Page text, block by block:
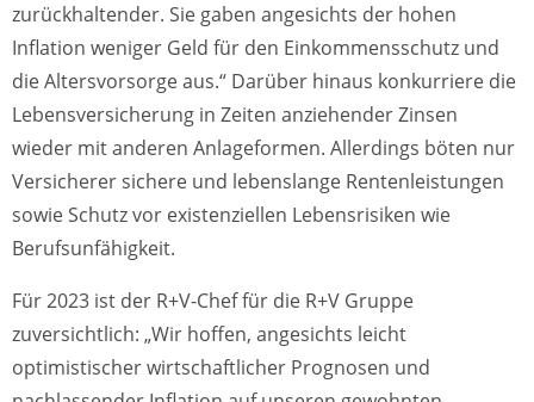
zurückhaltender. Sie gaben angesichts der hohen
Inflation weniger Geld für den Einkommensschutz und
die Altersvorsorge aus.“ Darüber hinaus konkurriere die
Lebensversicherung in Zeiten anziehender Zinsen
wieder mit anderen Anlageformen. Allerdings böten nur
Versicherer sichere und lebenslange Rentenleistungen
sowie Schutz vor existenziellen Lebensrisiken wie
Berufsunfähigkeit.
Für 2023 ist der R+V-Chef für die R+V Gruppe
zuversichtlich: „Wir hoffen, angesichts leicht
optimistischer wirtschaftlicher Prognosen und